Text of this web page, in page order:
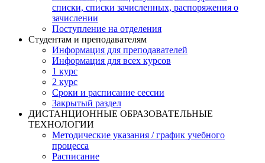
списки, списки зачисленных, распоряжения о
зачислении
Поступление на отделения
Студентам и преподавателям
Информация для преподавателей
Информация для всех курсов
1 курс
2 курс
Сроки и расписание сессии
Закрытый раздел
ДИСТАНЦИОННЫЕ ОБРАЗОВАТЕЛЬНЫЕ
ТЕХНОЛОГИИ
Методические указания / график учебного
процесса
Расписание